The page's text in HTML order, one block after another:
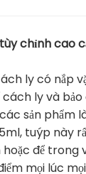
chỉnh cao
ly có nắp
cách ly và
sản phẩm
tuýp này
để trong
mọi lúc